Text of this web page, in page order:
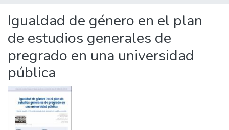
Igualdad de género en el plan
de estudios generales de
pregrado en una universidad
pública